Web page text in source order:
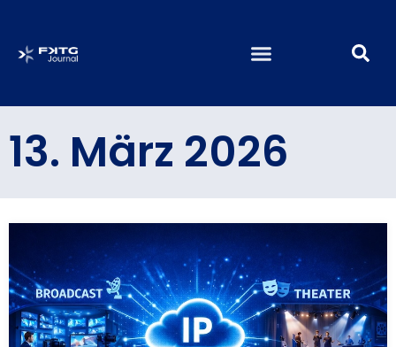
13. März 2026